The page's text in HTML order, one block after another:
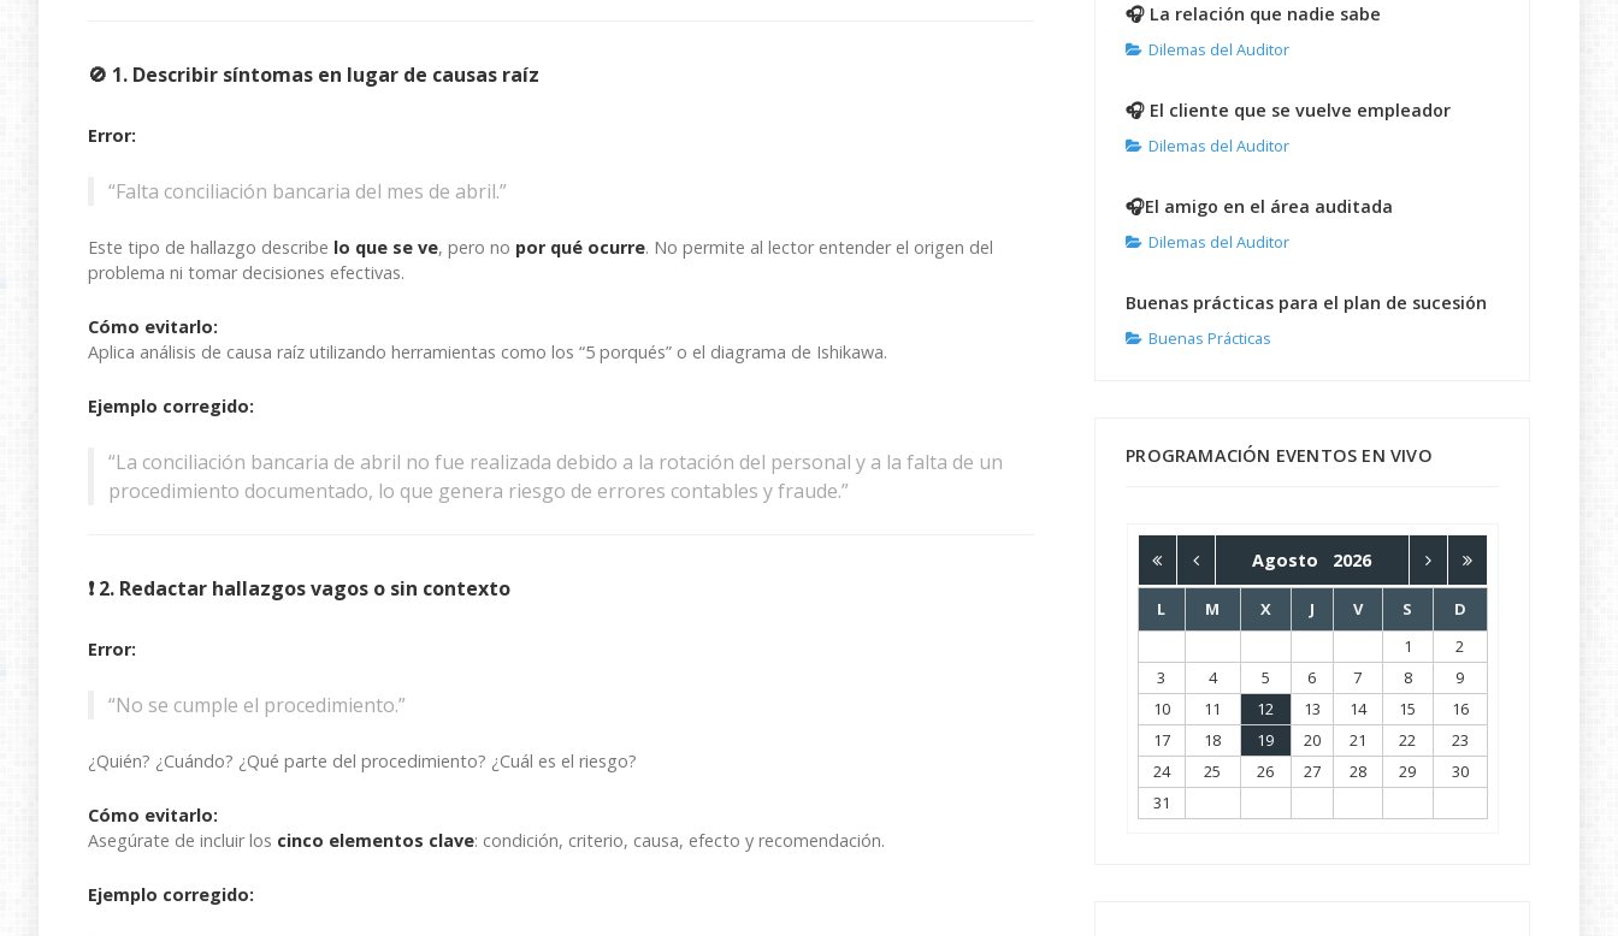
🚫 1. Describir síntomas en lugar de causas raíz
Error:
“Falta conciliación bancaria del mes de abril.”
Este tipo de hallazgo describe lo que se ve, pero no por qué ocurre. No permite al lector entender el origen del
problema ni tomar decisiones efectivas.
Cómo evitarlo:
Aplica análisis de causa raíz utilizando herramientas como los “5 porqués” o el diagrama de Ishikawa.
Ejemplo corregido:
“La conciliación bancaria de abril no fue realizada debido a la rotación del personal y a la falta de un
procedimiento documentado, lo que genera riesgo de errores contables y fraude.”
❗ 2. Redactar hallazgos vagos o sin contexto
Error:
“No se cumple el procedimiento.”
¿Quién? ¿Cuándo? ¿Qué parte del procedimiento? ¿Cuál es el riesgo?
Cómo evitarlo:
Asegúrate de incluir los cinco elementos clave: condición, criterio, causa, efecto y recomendación.
Ejemplo corregido:
🎧 La relación que nadie sabe
Dilemas del Auditor
🎧 El cliente que se vuelve empleador
Dilemas del Auditor
🎧El amigo en el área auditada
Dilemas del Auditor
Buenas prácticas para el plan de sucesión
Buenas Prácticas
PROGRAMACIÓN EVENTOS EN VIVO
Agosto 2026
L M X J V S
D
1
2
3
4 5 6 7 8
9
10
11 12 13 14 15
16
17
18 19 20 21 22
23
24
25 26 27 28 29
30
31